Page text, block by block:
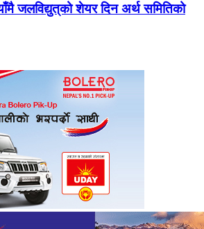
जलविद्युत्‌को शेयर दिन अर्थ समितिको